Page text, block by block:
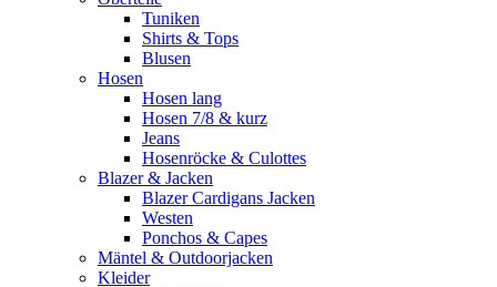
Tuniken
Shirts & Tops
Blusen
Hosen
Hosen lang
Hosen 7/8 & kurz
Jeans
Hosenröcke & Culottes
Blazer & Jacken
Blazer Cardigans Jacken
Westen
Ponchos & Capes
Mäntel & Outdoorjacken
Kleider